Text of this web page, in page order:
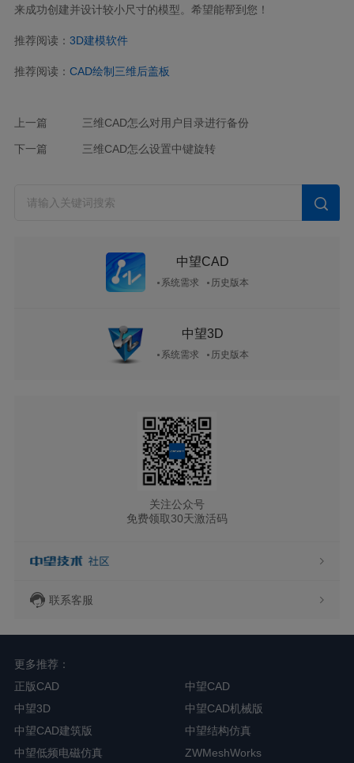
来成功创建并设计较小尺寸的模型。希望能帮到您！
推荐阅读： 3D建模软件
推荐阅读： CAD绘制三维后盖板
上一篇 三维CAD怎么对用户目录进行备份
下一篇 三维CAD怎么设置中键旋转
中望CAD
系统需求 历史版本
中望3D
系统需求 历史版本
关注公众号
免费领取30天激活码
联系客服
更多推荐：
正版CAD
中望CAD
中望3D
中望CAD机械版
中望CAD建筑版
中望结构仿真
中望低频电磁仿真
ZWMeshWorks